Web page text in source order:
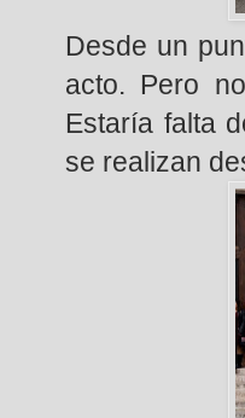
Desde un
acto. Pero
Estaría falta
se realizan